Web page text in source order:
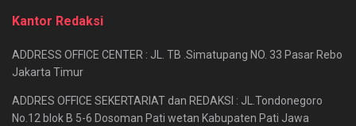
Kantor Redaksi
ADDRESS OFFICE CENTER : JL. TB .Simatupang NO. 33 Pasar Rebo
Jakarta Timur
ADDRES OFFICE SEKERTARIAT dan REDAKSI : JL.Tondonegoro
No.12 blok B 5-6 Dosoman Pati wetan Kabupaten Pati Jawa